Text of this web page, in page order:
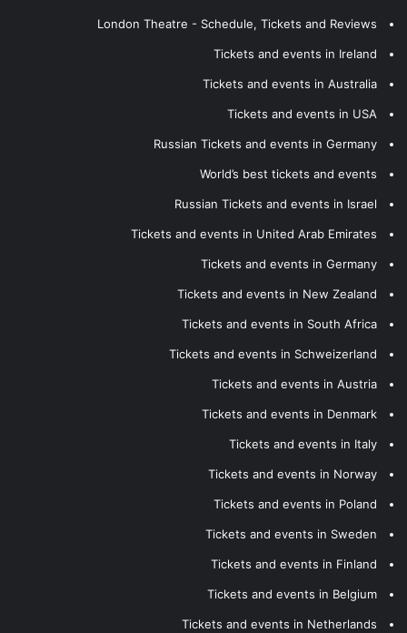
London Theatre - Schedule, Tickets and Reviews
Tickets and events in Ireland
Tickets and events in Australia
Tickets and events in USA
Russian Tickets and events in Germany
World’s best tickets and events
Russian Tickets and events in Israel
Tickets and events in United Arab Emirates
Tickets and events in Germany
Tickets and events in New Zealand
Tickets and events in South Africa
Tickets and events in Schweizerland
Tickets and events in Austria
Tickets and events in Denmark
Tickets and events in Italy
Tickets and events in Norway
Tickets and events in Poland
Tickets and events in Sweden
Tickets and events in Finland
Tickets and events in Belgium
Tickets and events in Netherlands